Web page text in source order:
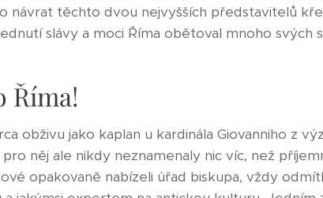
návrat těchto dvou nejvyšších představitelů
slávy a moci Říma obětoval mnoho svých
Říma!
obživu jako kaplan u kardinála Giovanniho z
něj ale nikdy neznamenaly nic víc, než
opakovaně nabízeli úřad biskupa, vždy